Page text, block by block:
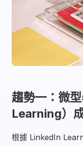
趨勢一：微
Learning）
根據 LinkedIn